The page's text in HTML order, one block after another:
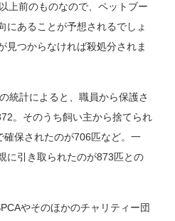
上前のものなので、ペットブー
にあることが予想されるでしょ
見つからなければ殺処分されま
統計によると、職員から保護さ
。そのうち飼い主から捨てられ
保されたのが706匹など。一
に引き取られたのが873匹との
やそのほかのチャリティー団